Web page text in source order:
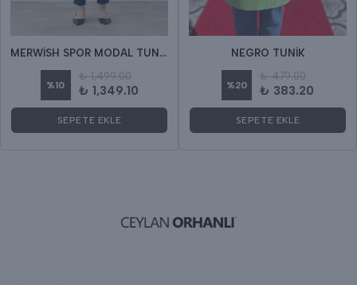
MERWİSH SPOR MODAL TUNİK
%10
₺ 1,499.00
₺ 1,349.10
SEPETE EKLE
NEGRO TUNİK
%20
₺ 479.00
₺ 383.20
SEPETE EKLE